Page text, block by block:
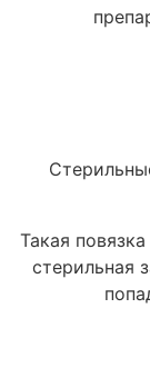
Такая
стерильная